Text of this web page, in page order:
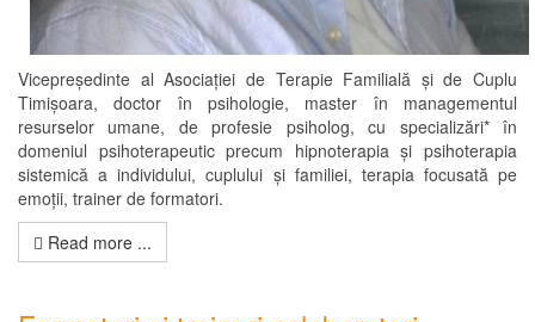
Vicepreședinte al Asociației de Terapie Familială și de Cuplu
Timișoara, doctor în psihologie, master în managementul
resurselor umane, de profesie psiholog, cu specializări* în
domeniul psihoterapeutic precum hipnoterapia și psihoterapia
sistemică a individului, cuplului și familiei, terapia focusată pe
emoții, trainer de formatori.
Read more ...